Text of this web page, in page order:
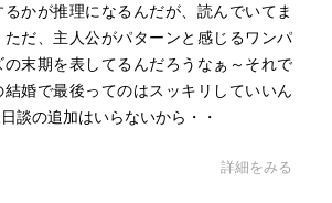
脇の本を数冊出している。
だ・しろう】頭がいいわりに短気で軽
顔で小太り。多摩国際大学で講師をして
合って結婚。
・みゆき】司郎の妻。多摩国際大学准
そして時事ネタへの凡庸なコメントで
るかが推理になるんだが、読んでいてま
ただ、主人公がパターンと感じるワンパ
の末期を表してるんだろうなぁ～それで
結婚で最後ってのはスッキリしていいん
談の追加はいらないから・・
詳細をみる